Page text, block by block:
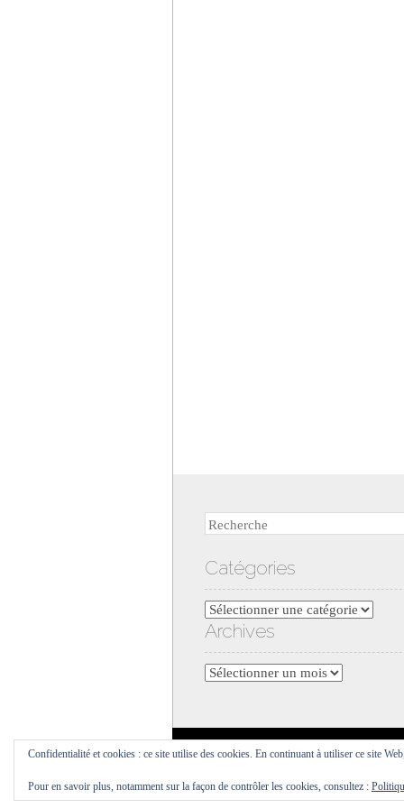
Recherche
Catégories
Catégories
Archives
Archives
Confidentialité et cookies : ce site utilise des cookies. En continuant à utiliser ce site
Pour en savoir plus, notamment sur la façon de contrôler les cookies, consultez :